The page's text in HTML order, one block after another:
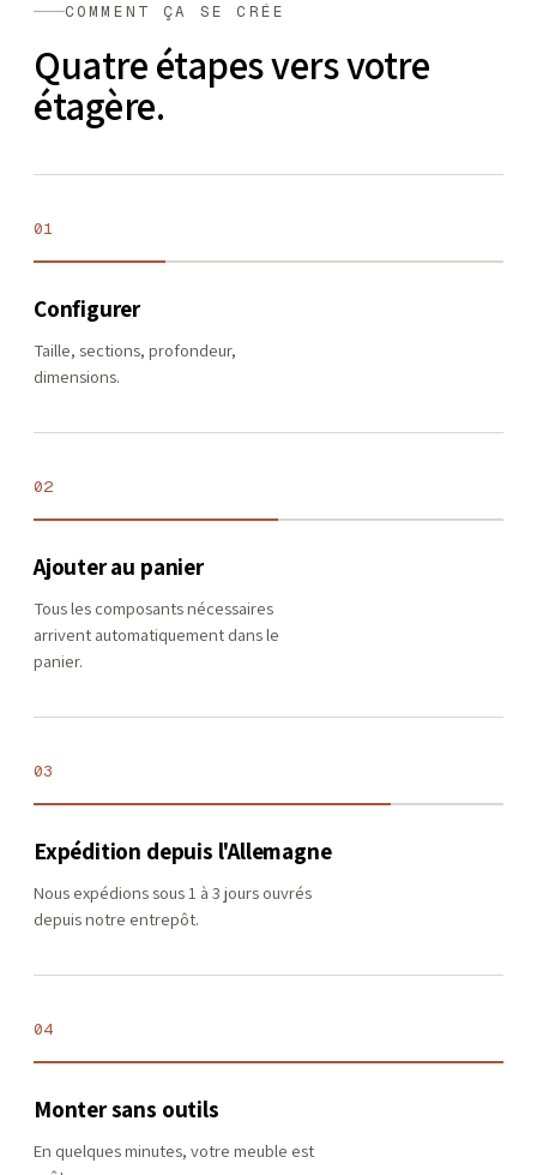
COMMENT ÇA SE CRÉE
Quatre étapes vers votre
étagère.
01
Configurer
Taille, sections, profondeur,
dimensions.
02
Ajouter au panier
Tous les composants nécessaires
arrivent automatiquement dans le
panier.
03
Expédition depuis l'Allemagne
Nous expédions sous 1 à 3 jours ouvrés
depuis notre entrepôt.
04
Monter sans outils
En quelques minutes, votre meuble est